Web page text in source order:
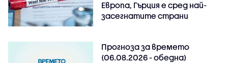
Европа, Гърция е сред най-
засегнатите страни
Прогноза за времето
(06.08.2026 - обедна)